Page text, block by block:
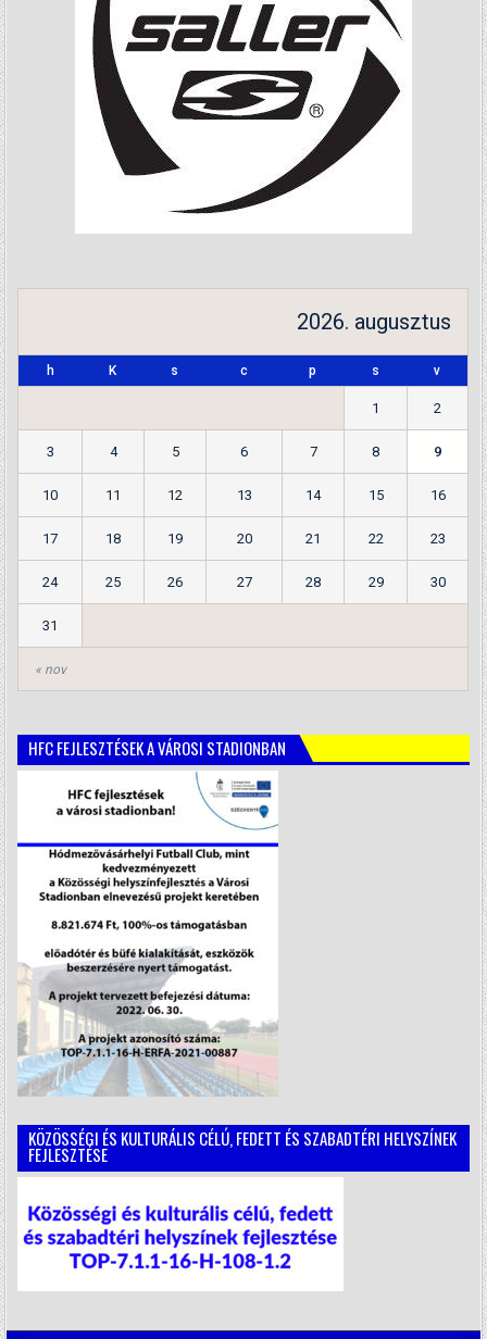
2026. augusztus
h K s c p s v
« nov
1 2
3 4 5 6 7 8 9
10 11 12 13 14 15 16
17 18 19 20 21 22 23
24 25 26 27 28 29 30
31
HFC FEJLESZTÉSEK A VÁROSI STADIONBAN
KÖZÖSSÉGI ÉS KULTURÁLIS CÉLÚ, FEDETT ÉS SZABADTÉRI HELYSZÍNEK
FEJLESZTÉSE